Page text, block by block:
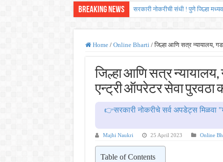
Breaking News सरकारी नोकरीची संधी ! पुणे जिल्हा
MPSC गट -क पूर्व परीक्षेचा अर्ज
IBPS द्वारे ११४०३ कलर्क पदांची
महाराष्ट्रात अभियांत्रिकी
खुशखबर ! नागपूर विद्यापीठ मध्ये १३९
आदिवासी विकास विभागातील
बँकेत मोठी भरती ! युनियन बँक ऑफ
खुशखबर ! रेल्वे मध्ये ४०९८ जुनिअर
Home / Online Bharti / जिल्हा आणि सत्र न्यायालय,
जिल्हा आणि सत्र न्यायालय,
एन्ट्री ऑपरेटर सेवा पुरवठा
👉सरकारी नोकरीचे सर्व अपडेट्स मिळवा
Majhi Naukri 25 April 2023 Online
Table of Contents